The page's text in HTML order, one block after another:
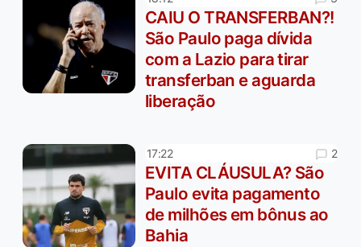
CAIU O TRANSFERBAN?!
São Paulo paga dívida
com a Lazio para tirar
transferban e aguarda
liberação
17:22 2
EVITA CLÁUSULA? São
Paulo evita pagamento
de milhões em bônus ao
Bahia